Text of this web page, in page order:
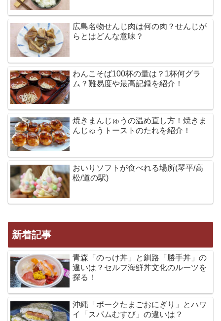
広島名物せんじ肉は何の肉？せんじが
らとはどんな意味？
わんこそば100杯の量は？1杯何グラ
ム？難易度や最高記録を紹介！
焼きまんじゅうの温め直し方！焼きま
んじゅうトーストのたれを紹介！
おいりソフトが食べれる場所(琴平/高
松/道の駅)
新着記事
青森「のっけ丼」と釧路「勝手丼」の
違いは？セルフ海鮮丼文化のルーツを
探る！
沖縄「ポークたまごおにぎり」とハワ
イ「スパムむすび」の違いは？